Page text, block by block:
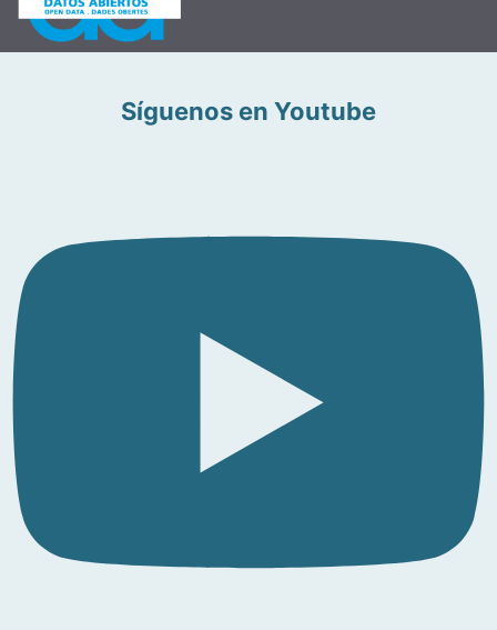
Síguenos en Youtube